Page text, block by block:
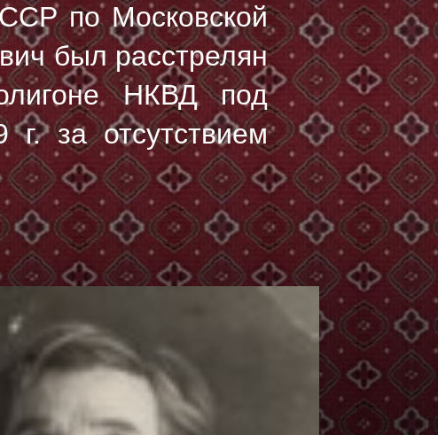
по Московской
был расстрелян
НКВД под
за отсутствием